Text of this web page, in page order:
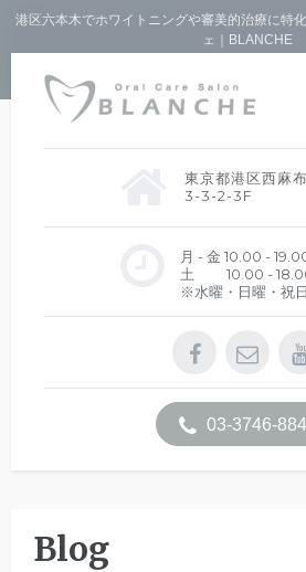
港区六本木でホワイトニングや審美的治療に特
ェ｜BLANCHE
東京都港区西麻布
3-3-2-3F
月 - 金 10.00 -
土 10.00 -
※水曜・日曜・祝
03-3746-
Blog